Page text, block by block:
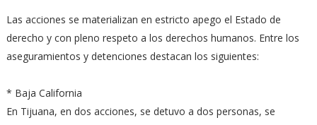
Las acciones se materializan en estricto apego el Estado de
derecho y con pleno respeto a los derechos humanos. Entre los
aseguramientos y detenciones destacan los siguientes:
* Baja California
En Tijuana, en dos acciones, se detuvo a dos personas, se